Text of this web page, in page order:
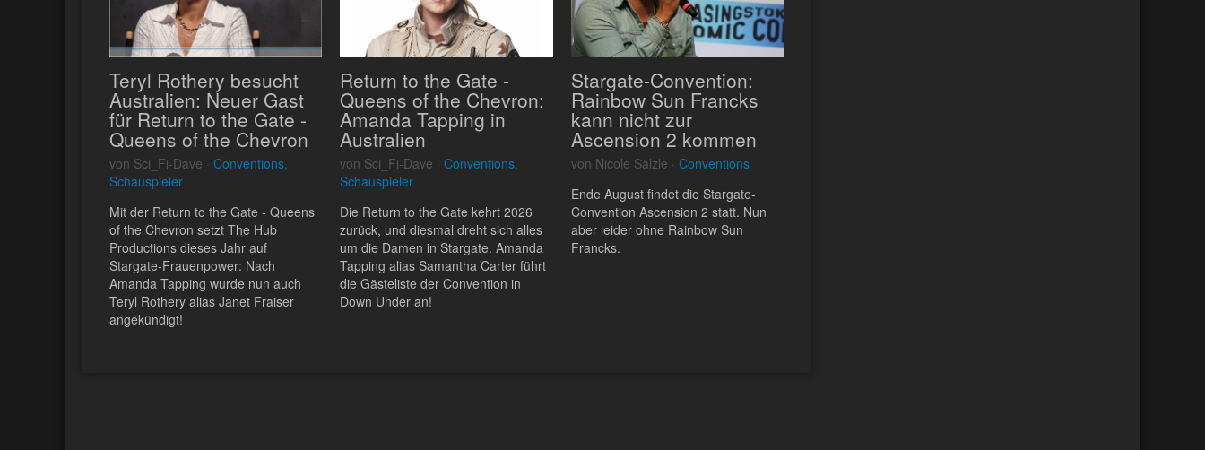
Teryl Rothery besucht
Australien: Neuer Gast
für Return to the Gate -
Queens of the Chevron
von Sci_Fi-Dave · Conventions,
Schauspieler
Mit der Return to the Gate - Queens
of the Chevron setzt The Hub
Productions dieses Jahr auf
Stargate-Frauenpower: Nach
Amanda Tapping wurde nun auch
Teryl Rothery alias Janet Fraiser
angekündigt!
Return to the Gate -
Queens of the Chevron:
Amanda Tapping in
Australien
von Sci_Fi-Dave ·Conventions,
Schauspieler
Die Return to the Gate kehrt 2026
zurück, und diesmal dreht sich alles
um die Damen in Stargate. Amanda
Tapping alias Samantha Carter führt
die Gästeliste der Convention in
Down Under an!
Stargate-Convention:
Rainbow Sun Francks
kann nicht zur
Ascension 2 kommen
von Nicole Sälzle · Conventions
Ende August findet die Stargate-
Convention Ascension 2 statt. Nun
aber leider ohne Rainbow Sun
Francks.